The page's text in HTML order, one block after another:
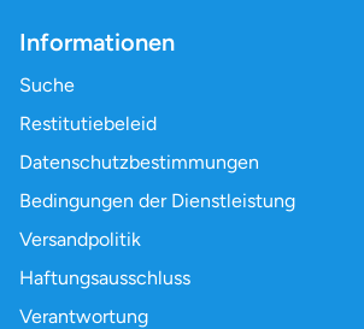
Informationen
Suche
Restitutiebeleid
Datenschutzbestimmungen
Bedingungen der Dienstleistung
Versandpolitik
Haftungsausschluss
Verantwortung